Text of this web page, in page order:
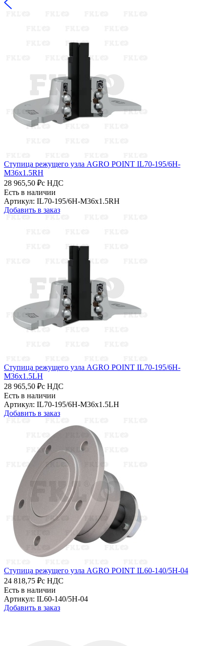
Ступица режущего узла AGRO POINT IL70-195/6H-
M36x1.5RH
28 965,50 ₽с НДС
Есть в наличии
Артикул: IL70-195/6H-M36x1.5RH
Добавить в заказ
Ступица режущего узла AGRO POINT IL70-195/6H-
M36x1.5LH
28 965,50 ₽с НДС
Есть в наличии
Артикул: IL70-195/6H-M36x1.5LH
Добавить в заказ
Ступица режущего узла AGRO POINT IL60-140/5H-04
24 818,75 ₽с НДС
Есть в наличии
Артикул: IL60-140/5H-04
Добавить в заказ